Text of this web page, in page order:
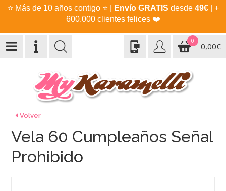
⭐ Más de 10 años contigo ⭐ Envío GRATIS desde 49€| +
600.000 clientes felices ❤️
0
0,00€
Volver
Vela 60 Cumpleaños Señal
Prohibido